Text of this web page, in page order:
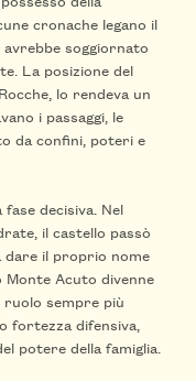
cronache legano il
soggiornato
La posizione del
lo rendeva un
i passaggi, le
da confini, poteri e
decisiva. Nel
il castello passò
dare il proprio nome
Acuto divenne
ruolo sempre più
fortezza difensiva,
potere della famiglia.